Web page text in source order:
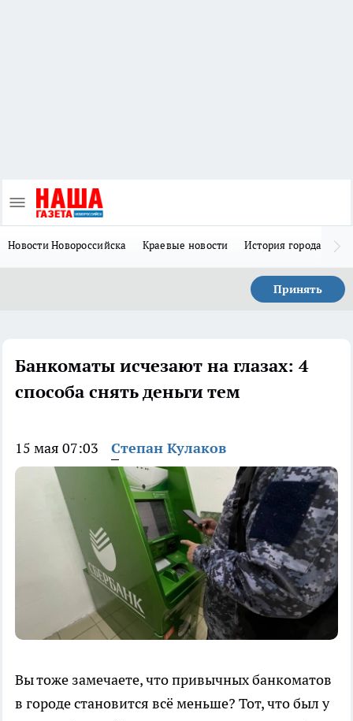
Новости Новороссийска Краевые новости История города Н
Принять
Банкоматы исчезают на глазах: 4
способа снять деньги тем
15 мая 07:03 Степан Кулаков
Вы тоже замечаете, что привычных банкоматов
в городе становится всё меньше? Тот, что был у